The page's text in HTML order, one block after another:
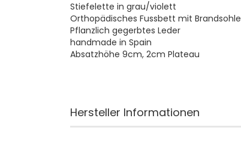
Stiefelette in grau/violett
Orthopädisches Fussbett mit Brandsohle
Pflanzlich gegerbtes Leder
handmade in Spain
​Absatzhöhe 9cm, 2cm Plateau
Hersteller Informationen